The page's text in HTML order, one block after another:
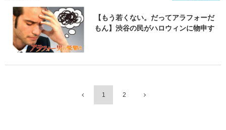
【もう若くない。だってアラフォーだ
もん】渋谷の民がハロウィンに物申す
1 2